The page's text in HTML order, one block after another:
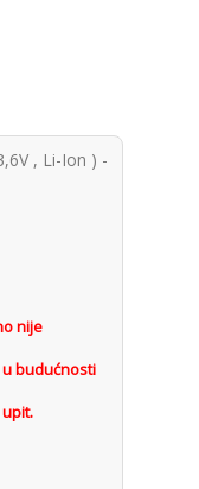
, Li-Ion ) -
nije
budućnosti